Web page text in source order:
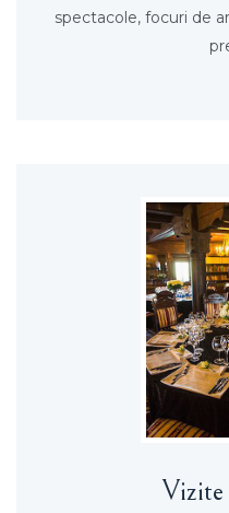
spectacole, focuri de
Vizite